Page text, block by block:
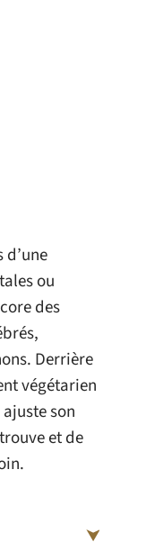
ou
des
Derrière
végétarien
son
et de